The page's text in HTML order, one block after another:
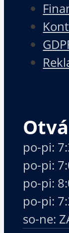
po-pi:
po-pi:
po-pi:
po-pi:
so-ne: